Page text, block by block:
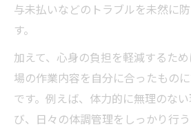
与未払いなどのトラブルを未然に
す。
加えて、心身の負担を軽減するた
場の作業内容を自分に合ったもの
です。例えば、体力的に無理のな
び、日々の体調管理をしっかり行